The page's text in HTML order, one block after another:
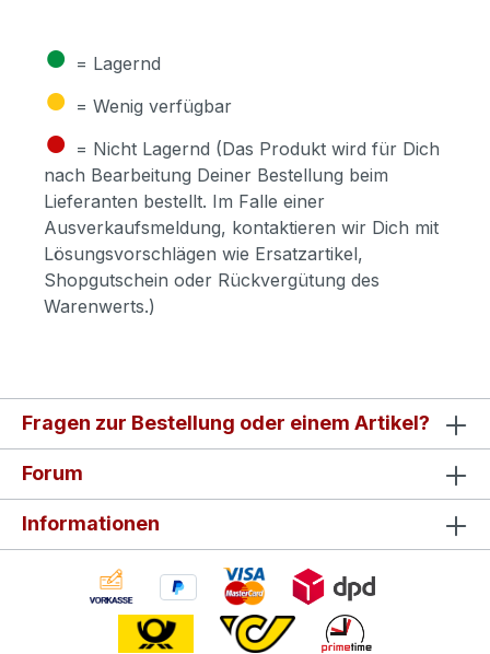
● = Lagernd
● = Wenig verfügbar
● = Nicht Lagernd (Das Produkt wird für Dich
nach Bearbeitung Deiner Bestellung beim
Lieferanten bestellt. Im Falle einer
Ausverkaufsmeldung, kontaktieren wir Dich mit
Lösungsvorschlägen wie Ersatzartikel,
Shopgutschein oder Rückvergütung des
Warenwerts.)
Fragen zur Bestellung oder einem Artikel?
Forum
Informationen